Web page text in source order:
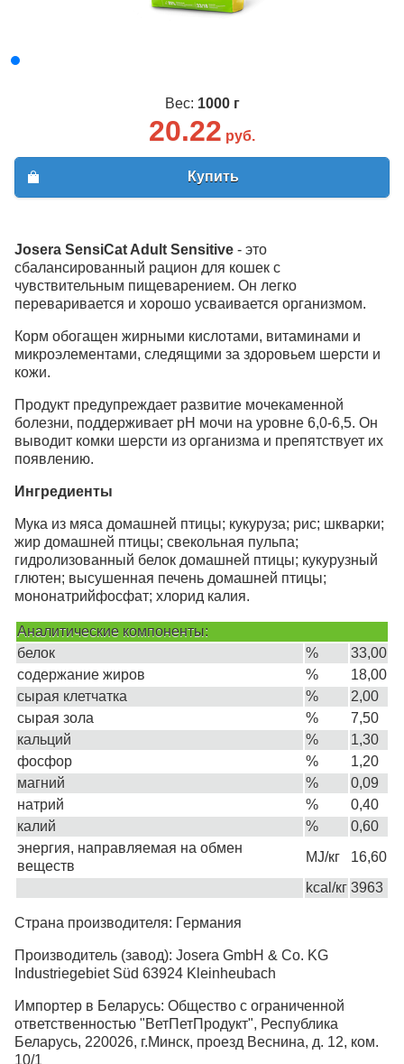
Вес: 1000 г
20.22 руб.
Купить
Josera SensiCat Adult Sensitive - это
сбалансированный рацион для кошек с
чувствительным пищеварением. Он легко
переваривается и хорошо усваивается организмом.
Корм обогащен жирными кислотами, витаминами и
микроэлементами, следящими за здоровьем шерсти и
кожи.
Продукт предупреждает развитие мочекаменной
болезни, поддерживает рН мочи на уровне 6,0-6,5. Он
выводит комки шерсти из организма и препятствует их
появлению.
Ингредиенты
Мука из мяса домашней птицы; кукуруза; рис; шкварки;
жир домашней птицы; свекольная пульпа;
гидролизованный белок домашней птицы; кукурузный
глютен; высушенная печень домашней птицы;
мононатрийфосфат; хлорид калия.
Аналитические компоненты:
белок
%
33,00
содержание жиров
%
18,00
сырая клетчатка
%
2,00
сырая зола
%
7,50
кальций
%
1,30
фосфор
%
1,20
магний
%
0,09
натрий
%
0,40
калий
%
0,60
энергия, направляемая на обмен
веществ
MJ/кг
16,60
kcal/кг 3963
Страна производителя: Германия
Производитель (завод): Josera GmbH & Co. KG
Industriegebiet Süd 63924 Kleinheubach
Импортер в Беларусь: Общество с ограниченной
ответственностью "ВетПетПродукт", Республика
Беларусь, 220026, г.Минск, проезд Веснина, д. 12, ком.
10/1